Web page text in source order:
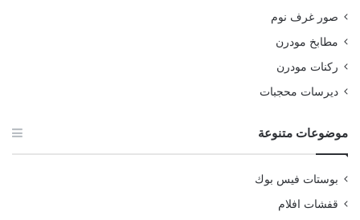
صور غرف نوم
مطابخ مودرن
ركنات مودرن
ديرسات محجبات
موضوعات متنوعة
بوستات فيس بوك
قفشات افلام